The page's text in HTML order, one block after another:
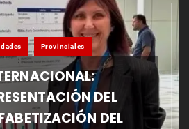
Provinciales
DEL
DEL